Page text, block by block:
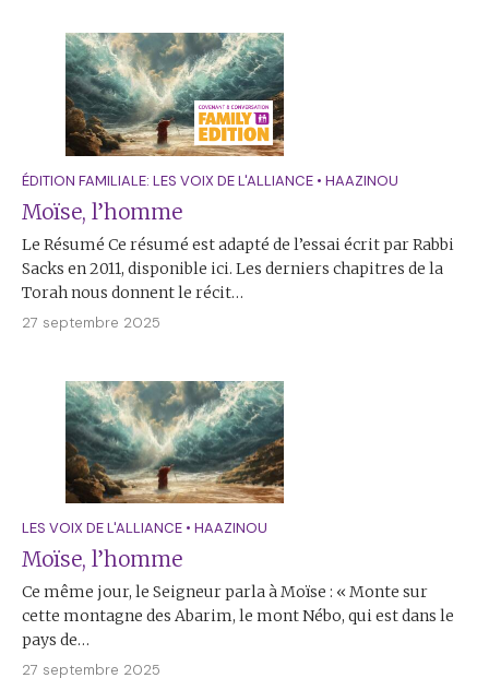
ÉDITION FAMILIALE: LES VOIX DE L'ALLIANCE • HAAZINOU
Moïse, l’homme
Le Résumé Ce résumé est adapté de l’essai écrit par Rabbi
Sacks en 2011, disponible ici. Les derniers chapitres de la
Torah nous donnent le récit…
27 septembre 2025
LES VOIX DE L'ALLIANCE • HAAZINOU
Moïse, l’homme
Ce même jour, le Seigneur parla à Moïse : « Monte sur
cette montagne des Abarim, le mont Nébo, qui est dans le
pays de…
27 septembre 2025